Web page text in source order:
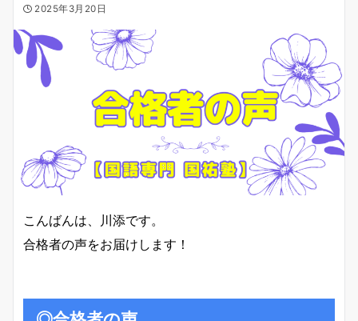
2025年3月20日
こんばんは、川添です。
合格者の声をお届けします！